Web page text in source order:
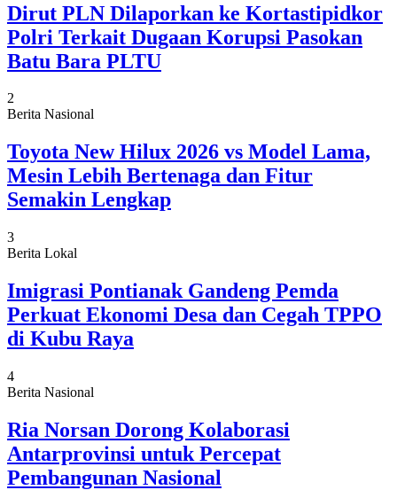
Dirut PLN Dilaporkan ke Kortastipidkor
Polri Terkait Dugaan Korupsi Pasokan
Batu Bara PLTU
2
Berita Nasional
Toyota New Hilux 2026 vs Model Lama,
Mesin Lebih Bertenaga dan Fitur
Semakin Lengkap
3
Berita Lokal
Imigrasi Pontianak Gandeng Pemda
Perkuat Ekonomi Desa dan Cegah TPPO
di Kubu Raya
4
Berita Nasional
Ria Norsan Dorong Kolaborasi
Antarprovinsi untuk Percepat
Pembangunan Nasional